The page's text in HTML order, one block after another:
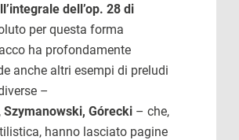
dell’op. 28 di
per questa forma
ha profondamente
anche altri esempi di preludi
–
, Szymanowski, Górecki – che,
hanno lasciato pagine